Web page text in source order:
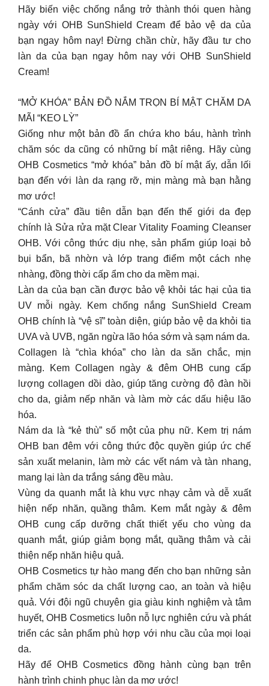
Hãy biến việc chống nắng trở thành thói quen hàng
ngày với OHB SunShield Cream để bảo vệ da của
bạn ngay hôm nay! Đừng chần chừ, hãy đầu tư cho
làn da của bạn ngay hôm nay với OHB SunShield
Cream!
“MỞ KHÓA” BẢN ĐỒ NẮM TRỌN BÍ MẬT CHĂM DA
MÃI “KEO LỲ”
Giống như một bản đồ ẩn chứa kho báu, hành trình
chăm sóc da cũng có những bí mật riêng. Hãy cùng
OHB Cosmetics “mở khóa” bản đồ bí mật ấy, dẫn lối
bạn đến với làn da rạng rỡ, mịn màng mà bạn hằng
mơ ước!
“Cánh cửa” đầu tiên dẫn bạn đến thế giới da đẹp
chính là Sửa rửa mặt Clear Vitality Foaming Cleanser
OHB. Với công thức dịu nhẹ, sản phẩm giúp loại bỏ
bụi bẩn, bã nhờn và lớp trang điểm một cách nhẹ
nhàng, đồng thời cấp ẩm cho da mềm mại.
Làn da của bạn cần được bảo vệ khỏi tác hại của tia
UV mỗi ngày. Kem chống nắng SunShield Cream
OHB chính là “vệ sĩ” toàn diện, giúp bảo vệ da khỏi tia
UVA và UVB, ngăn ngừa lão hóa sớm và sạm nám da.
Collagen là “chìa khóa” cho làn da săn chắc, mịn
màng. Kem Collagen ngày & đêm OHB cung cấp
lượng collagen dồi dào, giúp tăng cường độ đàn hồi
cho da, giảm nếp nhăn và làm mờ các dấu hiệu lão
hóa.
Nám da là “kẻ thù” số một của phụ nữ. Kem trị nám
OHB ban đêm với công thức độc quyền giúp ức chế
sản xuất melanin, làm mờ các vết nám và tàn nhang,
mang lại làn da trắng sáng đều màu.
Vùng da quanh mắt là khu vực nhạy cảm và dễ xuất
hiện nếp nhăn, quầng thâm. Kem mắt ngày & đêm
OHB cung cấp dưỡng chất thiết yếu cho vùng da
quanh mắt, giúp giảm bọng mắt, quầng thâm và cải
thiện nếp nhăn hiệu quả.
OHB Cosmetics tự hào mang đến cho bạn những sản
phẩm chăm sóc da chất lượng cao, an toàn và hiệu
quả. Với đội ngũ chuyên gia giàu kinh nghiệm và tâm
huyết, OHB Cosmetics luôn nỗ lực nghiên cứu và phát
triển các sản phẩm phù hợp với nhu cầu của mọi loại
da.
Hãy để OHB Cosmetics đồng hành cùng bạn trên
hành trình chinh phục làn da mơ ước!